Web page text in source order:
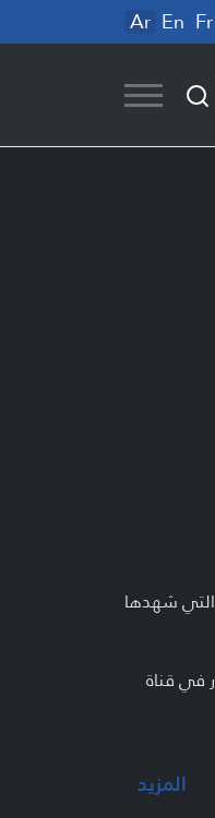
Ar En Fr
التي شهدها
في قناة
المزيد